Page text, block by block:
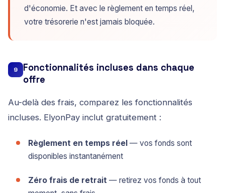
d'économie. Et avec le règlement en temps réel,
votre trésorerie n'est jamais bloquée.
9
Fonctionnalités incluses dans chaque
offre
Au-delà des frais, comparez les fonctionnalités
incluses. ElyonPay inclut gratuitement :
Règlement en temps réel — vos fonds sont
disponibles instantanément
Zéro frais de retrait — retirez vos fonds à tout